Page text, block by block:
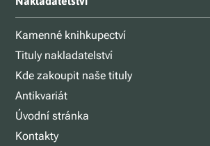
Kamenné knihkupectví
Tituly nakladatelství
Kde zakoupit naše tituly
Antikvariát
Úvodní stránka
Kontakty